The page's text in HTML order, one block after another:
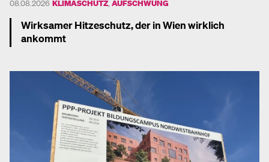
08.08.2026 KLIMASCHUTZ AUFSCHWUNG
Wirksamer Hitzeschutz, der in Wien wirklich
ankommt